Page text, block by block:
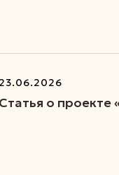
23.06.2026
Статья о